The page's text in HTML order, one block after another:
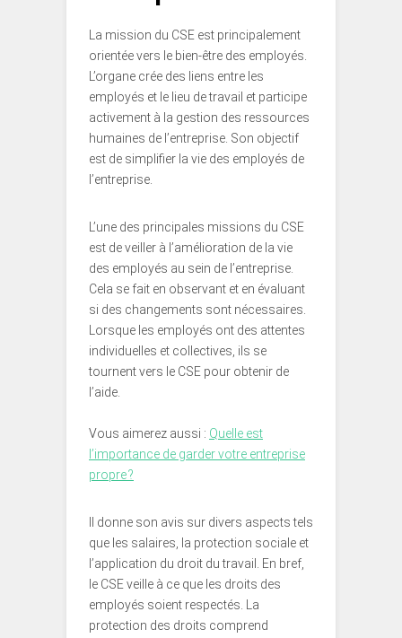
La mission du CSE est principalement
orientée vers le bien-être des employés.
L’organe crée des liens entre les
employés et le lieu de travail et participe
activement à la gestion des ressources
humaines de l’entreprise. Son objectif
est de simplifier la vie des employés de
l’entreprise.
L’une des principales missions du CSE
est de veiller à l’amélioration de la vie
des employés au sein de l’entreprise.
Cela se fait en observant et en évaluant
si des changements sont nécessaires.
Lorsque les employés ont des attentes
individuelles et collectives, ils se
tournent vers le CSE pour obtenir de
l’aide.
Vous aimerez aussi : Quelle est
l’importance de garder votre entreprise
propre ?
Il donne son avis sur divers aspects tels
que les salaires, la protection sociale et
l’application du droit du travail. En bref,
le CSE veille à ce que les droits des
employés soient respectés. La
protection des droits comprend